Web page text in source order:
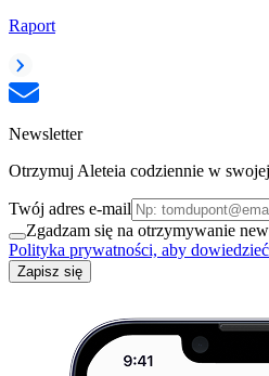
Raport
Newsletter
Otrzymuj Aleteia codziennie w
Twój adres e-mail
Zgadzam się na otrzymywanie
Polityka prywatności, aby
Zapisz się